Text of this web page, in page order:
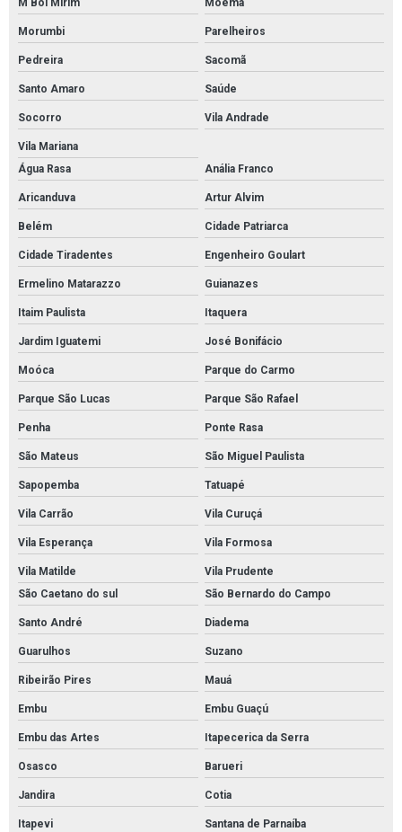
Serviço de pintura de quadra poliesportiva
Pintura epóxi para estacionamento em sp
Serviço de pintura epóxi
Pintura de rodapé em sp
Pintura rodapé em epoxi sp
Pintura epoxi quadra esportiva em sp
Pintura epóxi quadra poliesportiva em sp
Pintura epóxi quadra poliesportiva em são paulo
Demarcação de piso industrial em sp
Pintura autonivelante em estacionamento
Pintura autonivelante estacionamento em sp
Revestimento de piso autonivelante em são paulo
Pintura de rodapé industrial
Pintura de rodapé industrial em são paulo
Pintura epoxi para concessionaria
Pintura para cozinha industrial
Pintura de poliuretano para pisos de concreto
Pintura em uretano
Pintura epóxi brasília df
Pintura uretano para cozinha industrial
Pintura epóxi para indústria farmacêutica
M'Boi Mirim Moema
Morumbi Parelheiros
Pedreira Sacomã
Santo Amaro Saúde
Socorro Vila Andrade
Vila Mariana
Água Rasa
Anália Franco
Aricanduva Artur Alvim
Belém Cidade Patriarca
Cidade Tiradentes Engenheiro Goulart
Ermelino Matarazzo Guianazes
Itaim Paulista Itaquera
Jardim Iguatemi José Bonifácio
Moóca Parque do Carmo
Parque São Lucas Parque São Rafael
Penha Ponte Rasa
São Mateus São Miguel Paulista
Sapopemba Tatuapé
Vila Carrão Vila Curuçá
Vila Esperança Vila Formosa
Vila Matilde
Vila Prudente
São Caetano do sul
São Bernardo do Campo
Santo André Diadema
Guarulhos Suzano
Ribeirão Pires Mauá
Embu Embu Guaçú
Embu das Artes Itapecerica da Serra
Osasco Barueri
Jandira Cotia
Itapevi Santana de Parnaíba